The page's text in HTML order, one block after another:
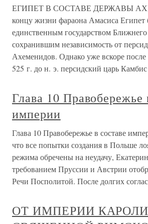
ЕГИПЕТ В СОСТАВЕ ДЕРЖАВЫ
концу жизни фараона Амасиса Египет
единственным государством
сохранившим независимость от
Ахеменидов. Однако уже вскоре после
525 г. до н. э. персидский царь
Глава 10 Правобережье
империи
Глава 10 Правобережье в составе
что все попытки создания в Польше
режима обречены на неудачу,
требованием Пруссии и Австрии
Речи Посполитой. После долгих
ОТ ИМПЕРИИ